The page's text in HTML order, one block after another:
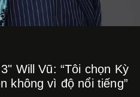
Will Vũ: “Tôi chọn Kỳ
không vì độ nổi tiếng”